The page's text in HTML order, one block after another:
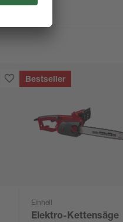
Bestseller
Einhell
Elektro-Kettensäge